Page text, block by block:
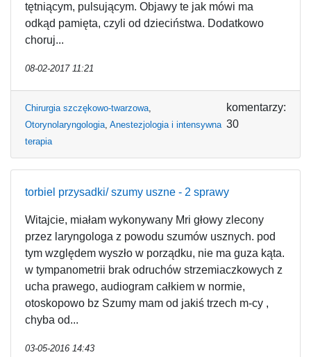
tętniącym, pulsującym. Objawy te jak mówi ma
odkąd pamięta, czyli od dzieciństwa. Dodatkowo
choruj...
08-02-2017 11:21
Chirurgia szczękowo-twarzowa,
Otorynolaryngologia, Anestezjologia i intensywna
terapia
komentarzy:
30
torbiel przysadki/ szumy uszne - 2 sprawy
Witajcie, miałam wykonywany Mri głowy zlecony
przez laryngologa z powodu szumów usznych. pod
tym względem wyszło w porządku, nie ma guza kąta.
w tympanometrii brak odruchów strzemiaczkowych z
ucha prawego, audiogram całkiem w normie,
otoskopowo bz Szumy mam od jakiś trzech m-cy ,
chyba od...
03-05-2016 14:43